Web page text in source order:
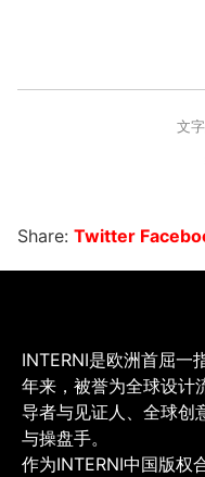
文
Share: Twitter
INTERNI是欧洲首屈一
年来，被誉为全球设计
导者与见证人、全球创
与操盘手。
作为INTERNI中国版权